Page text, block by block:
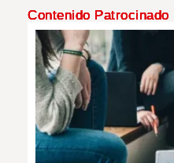
Contenido Patrocinado